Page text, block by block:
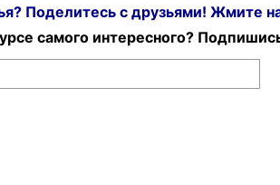
Поделитесь с друзьями! Жмите
самого интересного?